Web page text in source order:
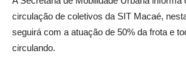
circulação de coletivos da SIT Macaé,
seguirá com a atuação de 50% da frota e
circulando.